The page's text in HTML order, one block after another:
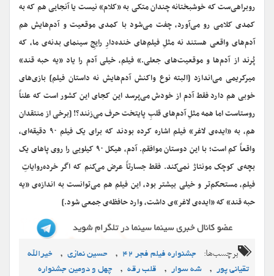
روبراهی‌ست که خوشبختانه چندان متکی به «کلام» نیست یا آنجایی هم که به
کمدی کلامی رو می‌آورد، چفت می‌شود با کمدی موقعیت و آدم‌هایش هم
آدم‌های واقعی هستند نه مثلِ فیلم‌های خنده‌دارِ رایجِ سینمای بدنه‌ی ما، که
پُرند از آدم‌ها و موقعیت‌های جعلی.» فیلم، خیلی آدم را یاد «یه حبه قند»
میرکریمی می‌اندازد [البته نوع واکنش آدم‌هایش نه داستان فیلم] بازی‌های
خوبی هم دارد فقط آدم از خودش می‌پرسد این کجای این کشور است که علناً
روستاست اما همه مثلِ آدم‌های قلبِ پایتخت حرف می‌زنند؟! [برخی از منتقدان
هم، به «ایده‌ی لاغر» فیلم اشاره کرده بودند که برای یک فیلم ۹۰ دقیقه‌ای،
واقعاً کم است؛ با این دوستان موافقم. آدم، هیکل ۹۰ کیلویی را روی پاهای یک
بچه‌ی کوچک مونتاژ نمی‌کند. فقط جسارتاً عرض می‌کنم که اگر خرده‌روایاتِ
فیلم، مستحکم‌تر و خیلی بیشتر بود، این فیلم هم می‌توانست به اندازه‌ی «یه
حبه قند» که «ایده‌ی لاغر»ی داشت، وارد حافظه‌ی جمعی شود.]
برچسب‌ها: جشنواره فیلم فجر ۴۲ , حسین نمازی ,
خيرالله
تقیانی پور , شه سوار , قلب رقه ,
چهل و دومین جشنواره